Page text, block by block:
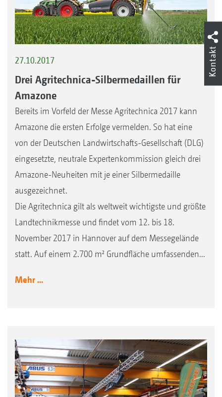
27.10.2017
Drei Agritechnica-Silbermedaillen für
Amazone
Bereits im Vorfeld der Messe Agritechnica 2017 kann
Amazone die ersten Erfolge vermelden. So hat eine
von der Deutschen Landwirtschafts-Gesellschaft (DLG)
eingesetzte, neutrale Expertenkommission gleich drei
Amazone-Neuheiten mit je einer Silbermedaille
ausgezeichnet.
Die Agritechnica gilt als weltweit wichtigste und größte
Landtechnikmesse und findet vom 12. bis 18.
November 2017 in Hannover auf dem Messegelände
statt. Auf einem 2.700 m² Grundfläche umfassenden...
Mehr ...
Kontakt